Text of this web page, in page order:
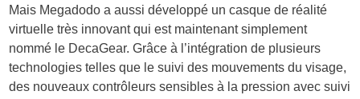
Mais Megadodo a aussi développé un casque de réalité
virtuelle très innovant qui est maintenant simplement
nommé le DecaGear. Grâce à l’intégration de plusieurs
technologies telles que le suivi des mouvements du visage,
des nouveaux contrôleurs sensibles à la pression avec suivi